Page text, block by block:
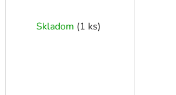
Skladom (1 ks)